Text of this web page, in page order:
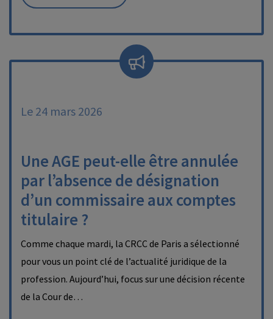
Le 24 mars 2026
Une AGE peut-elle être annulée
par l’absence de désignation
d’un commissaire aux comptes
titulaire ?
Comme chaque mardi, la CRCC de Paris a sélectionné
pour vous un point clé de l’actualité juridique de la
profession. Aujourd’hui, focus sur une décision récente
de la Cour de…